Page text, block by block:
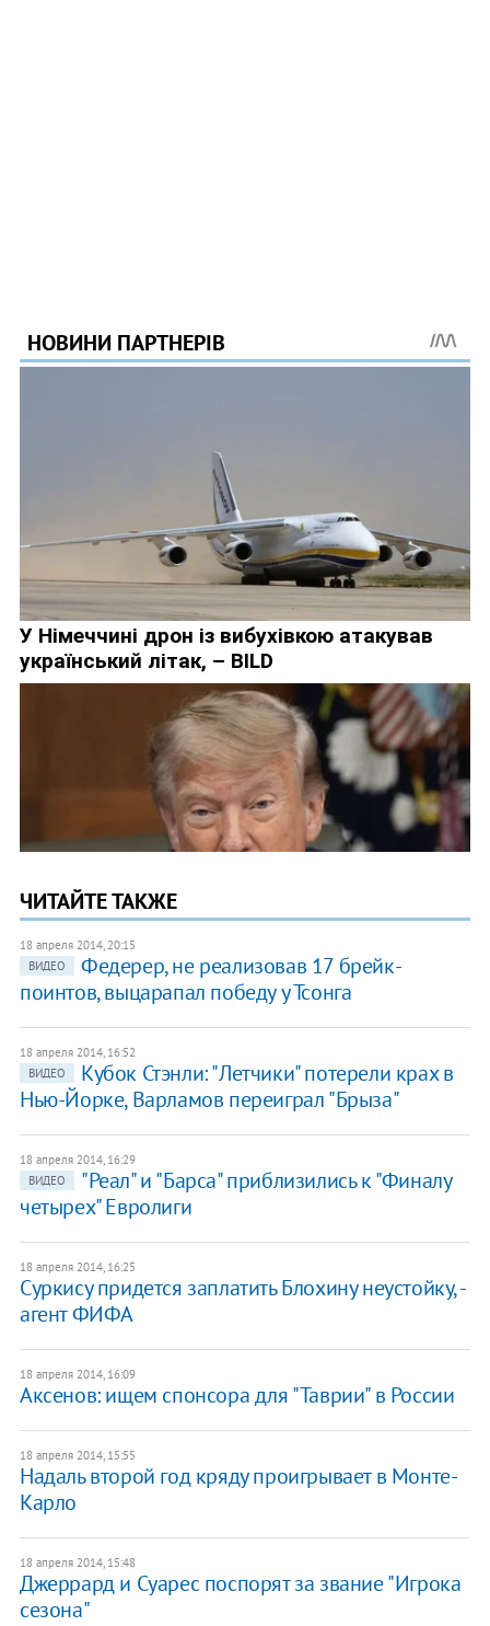
ЧИТАЙТЕ ТАКЖЕ
18 апреля 2014, 20:15
ВИДЕО
Федерер, не реализовав 17 брейк-
поинтов, выцарапал победу у Тсонга
18 апреля 2014, 16:52
ВИДЕО
Кубок Стэнли: "Летчики" потерели крах в
Нью-Йорке, Варламов переиграл "Брыза"
18 апреля 2014, 16:29
ВИДЕО
"Реал" и "Барса" приблизились к "Финалу
четырех" Евролиги
18 апреля 2014, 16:25
Суркису придется заплатить Блохину неустойку, -
агент ФИФА
18 апреля 2014, 16:09
Аксенов: ищем спонсора для "Таврии" в России
18 апреля 2014, 15:55
Надаль второй год кряду проигрывает в Монте-
Карло
18 апреля 2014, 15:48
Джеррард и Суарес поспорят за звание "Игрока
сезона"